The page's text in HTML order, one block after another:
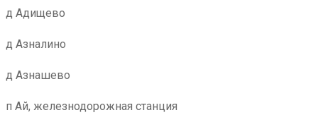
д Адищево
д Азналино
д Азнашево
п Ай, железнодорожная станция